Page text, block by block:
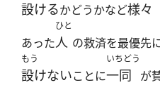
設けるかどうかなど様々
あった
ひと
人 の救済を最優先に
もう
設けないことに
いちどう
一同 が